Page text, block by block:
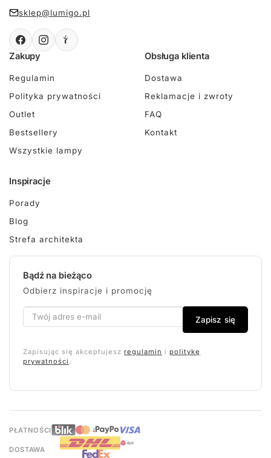
sklep@lumigo.pl
Zakupy
Regulamin
Polityka prywatności
Outlet
Bestsellery
Wszystkie lampy
Obsługa klienta
Dostawa
Reklamacje i zwroty
FAQ
Kontakt
Inspiracje
Porady
Blog
Strefa architekta
Bądź na bieżąco
Odbierz inspiracje i promocję
Zapisz się
Zapisując się akceptujesz regulamin i politykę
prywatności .
PŁATNOŚCI
DOSTAWA